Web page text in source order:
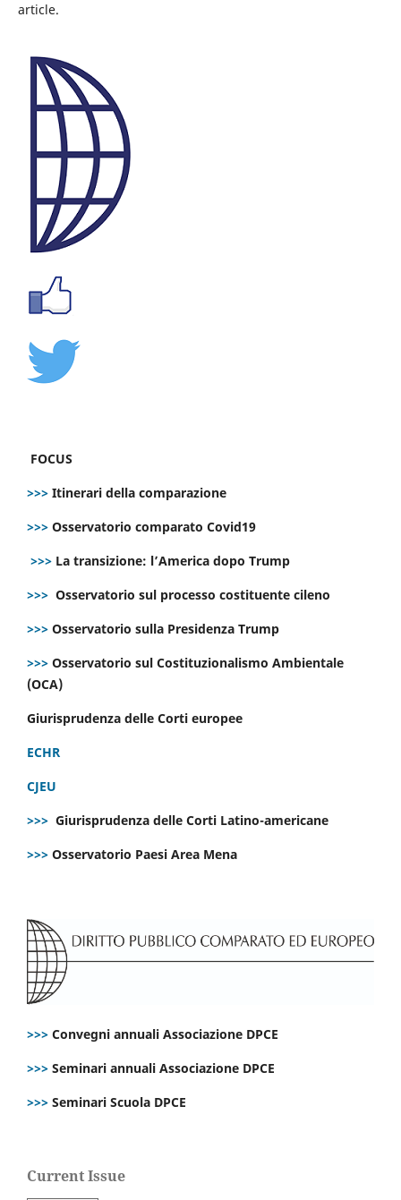
article.
FOCUS
>>> Itinerari della comparazione
>>> Osservatorio comparato Covid19
>>> La transizione: l’America dopo Trump
>>> Osservatorio sul processo costituente cileno
>>> Osservatorio sulla Presidenza Trump
>>> Osservatorio sul Costituzionalismo Ambientale
(OCA)
Giurisprudenza delle Corti europee
ECHR
CJEU
>>> Giurisprudenza delle Corti Latino-americane
>>> Osservatorio Paesi Area Mena
>>> Convegni annuali Associazione DPCE
>>> Seminari annuali Associazione DPCE
>>> Seminari Scuola DPCE
Current Issue